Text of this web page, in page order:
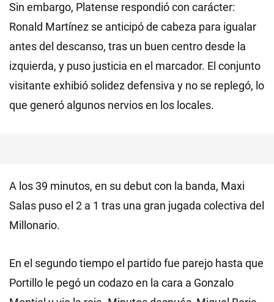
Sin embargo, Platense respondió con carácter:
Ronald Martínez se anticipó de cabeza para igualar
antes del descanso, tras un buen centro desde la
izquierda, y puso justicia en el marcador. El conjunto
visitante exhibió solidez defensiva y no se replegó, lo
que generó algunos nervios en los locales.
A los 39 minutos, en su debut con la banda, Maxi
Salas puso el 2 a 1 tras una gran jugada colectiva del
Millonario.
En el segundo tiempo el partido fue parejo hasta que
Portillo le pegó un codazo en la cara a Gonzalo